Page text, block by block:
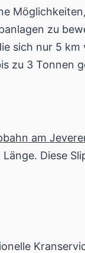
zu
sich nur 5
zu 3 Tonnen
am
Diese